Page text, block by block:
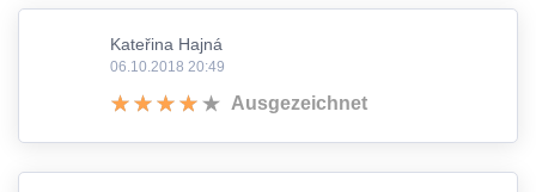
Kateřina Hajná
06.10.2018 20:49
Ausgezeichnet